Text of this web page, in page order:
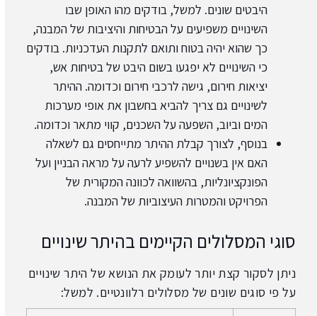
היבטים שונים. למשל, בודקים מהו האופן שבו
השינויים משפיעים על הבטיחות והיציבות של המבנה,
כך שהוא יהיה בטוח ותואם לתקנות העדכניות. בודקים
כי השינויים לא יפגעו בשום היבט של בטיחות אש,
יציאות חירום, גישה לרכבי חירום וכדומה. ההיתר
לשינויים גם צריך להביא בחשבון את אופי מערכות
המים וביוב, השפעה על השכנים, קווי מתאר וכדומה.
בנוסף, לצורך קבלת ההיתר מתייחסים גם לשאלה
האם אין בשנויים להשפיע לרעה על מראה הבניין ועל
הפונקציונליות, בהשוואה לכוונה המקורית של
הפרויקט והמטרות העיצוביות של המבנה.
סוגי המסלולים הקיימים בהיתר שינויים
ניתן לסקור קצת יותר לעומק את הנושא של היתר שינויים
על פי סוגים שונים של מסלולים רלוונטיים. למשל: